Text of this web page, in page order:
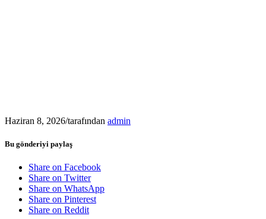
Haziran 8, 2026/tarafından admin
Bu gönderiyi paylaş
Share on Facebook
Share on Twitter
Share on WhatsApp
Share on Pinterest
Share on Reddit